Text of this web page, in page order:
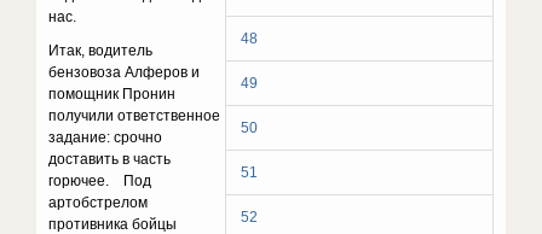
48
49
50
51
52
нас.
Итак, водитель
бензовоза Алферов и
помощник Пронин
получили ответственное
задание: срочно
доставить в часть
горючее. Под
артобстрелом
противника бойцы